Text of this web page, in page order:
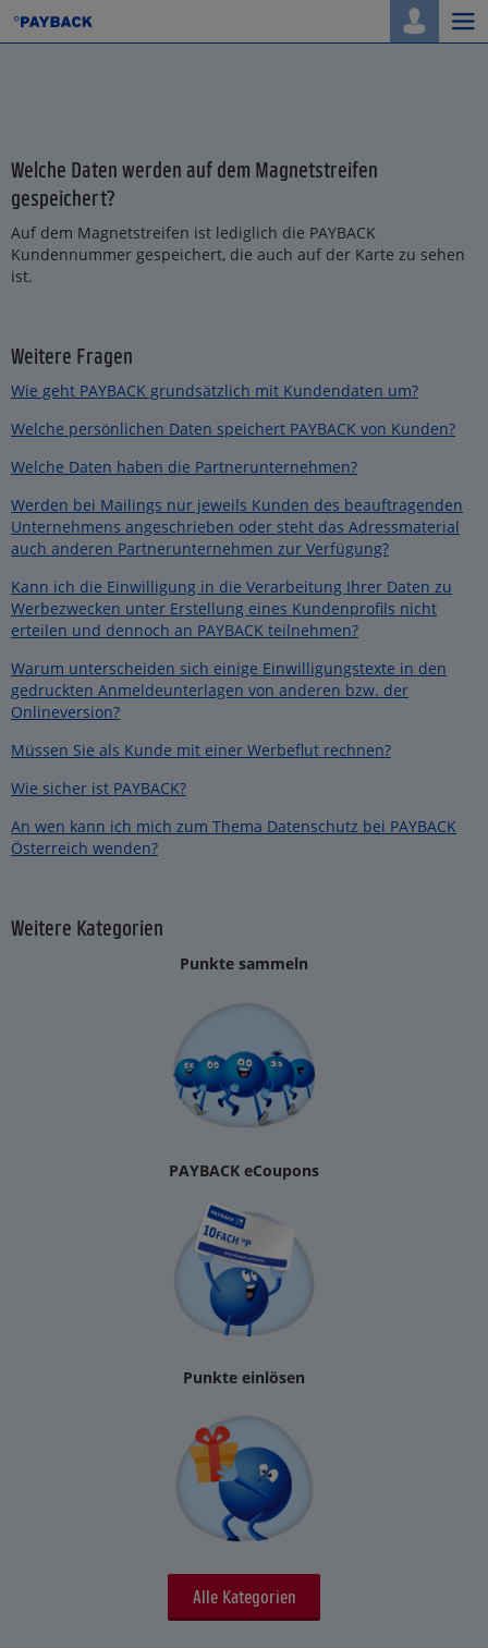
Welche Daten werden auf dem Magnetstreifen
gespeichert?
Auf dem Magnetstreifen ist lediglich die PAYBACK
Kundennummer gespeichert, die auch auf der Karte zu sehen
ist.
Weitere Fragen
Wie geht PAYBACK grundsätzlich mit Kundendaten um?
Welche persönlichen Daten speichert PAYBACK von Kunden?
Welche Daten haben die Partnerunternehmen?
Werden bei Mailings nur jeweils Kunden des beauftragenden
Unternehmens angeschrieben oder steht das Adressmaterial
auch anderen Partnerunternehmen zur Verfügung?
Kann ich die Einwilligung in die Verarbeitung Ihrer Daten zu
Werbezwecken unter Erstellung eines Kundenprofils nicht
erteilen und dennoch an PAYBACK teilnehmen?
Warum unterscheiden sich einige Einwilligungstexte in den
gedruckten Anmeldeunterlagen von anderen bzw. der
Onlineversion?
Müssen Sie als Kunde mit einer Werbeflut rechnen?
Wie sicher ist PAYBACK?
An wen kann ich mich zum Thema Datenschutz bei PAYBACK
Österreich wenden?
Weitere Kategorien
Punkte sammeln
PAYBACK eCoupons
Punkte einlösen
Alle Kategorien